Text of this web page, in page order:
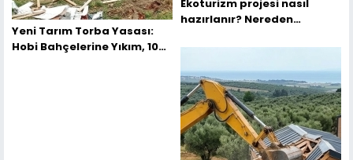
Yeni Tarım Torba Yasası:
Hobi Bahçelerine Yıkım, 100
Ekoturizm projesi nasıl
hazırlanır? Nereden